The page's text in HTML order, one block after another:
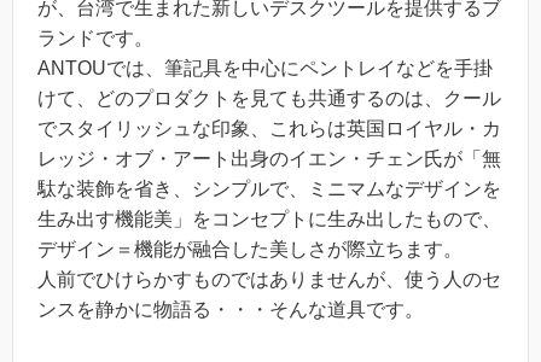
が、台湾で生まれた新しいデスクツールを提供するブ
ランドです。
ANTOUでは、筆記具を中心にペントレイなどを手掛
けて、どのプロダクトを見ても共通するのは、クール
でスタイリッシュな印象、これらは英国ロイヤル・カ
レッジ・オブ・アート出身のイエン・チェン氏が「無
駄な装飾を省き、シンプルで、ミニマムなデザインを
生み出す機能美」をコンセプトに生み出したもので、
デザイン＝機能が融合した美しさが際立ちます。
人前でひけらかすものではありませんが、使う人のセ
ンスを静かに物語る・・・そんな道具です。